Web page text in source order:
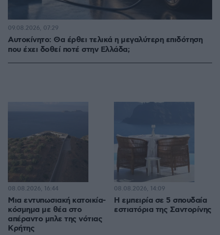
Αυτοκίνητο: Θα έρθει τελικά η μεγαλύτερη επιδότηση
που έχει δοθεί ποτέ στην Ελλάδα;
09.08.2026, 07:29
Μια εντυπωσιακή κατοικία-
κόσμημα με θέα στο
απέραντο μπλε της νότιας
Κρήτης
08.08.2026, 16:44
Η εμπειρία σε 5 σπουδαία
εστιατόρια της Σαντορίνης
08.08.2026, 14:09